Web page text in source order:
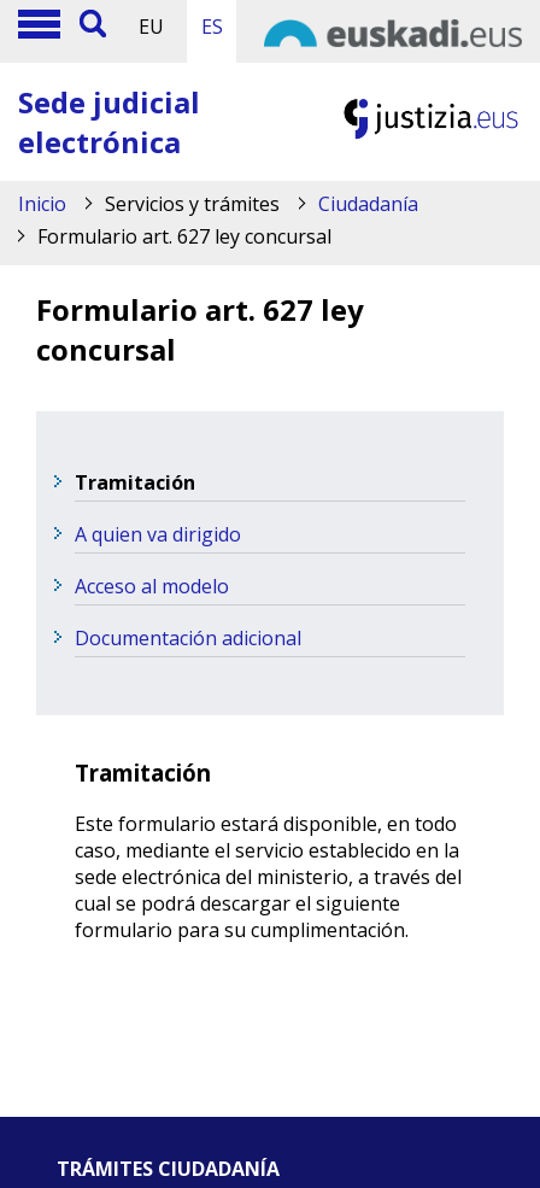
EU ES
Sede judicial
electrónica
Inicio Servicios y trámites
Ciudadanía
Formulario art. 627 ley concursal
Formulario art. 627 ley
concursal
Tramitación
A quien va dirigido
Acceso al modelo
Documentación adicional
Tramitación
Este formulario estará disponible, en todo
caso, mediante el servicio establecido en la
sede electrónica del ministerio, a través del
cual se podrá descargar el siguiente
formulario para su cumplimentación.
TRÁMITES CIUDADANÍA